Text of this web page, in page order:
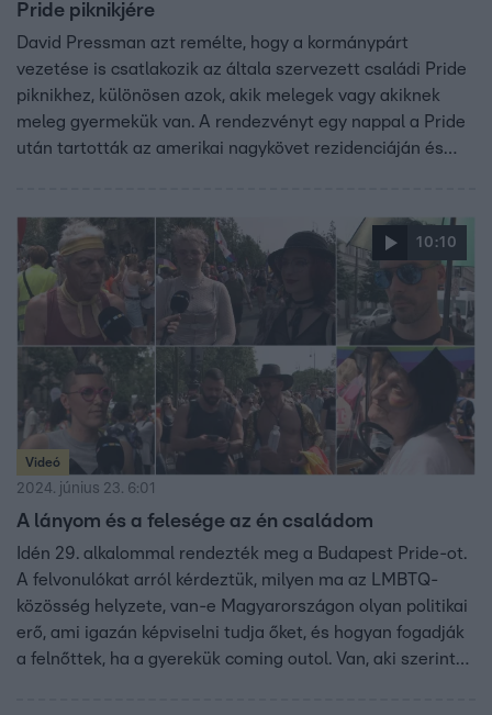
Pride piknikjére
David Pressman azt remélte, hogy a kormánypárt
vezetése is csatlakozik az általa szervezett családi Pride
piknikhez, különösen azok, akik melegek vagy akiknek
meleg gyermekük van. A rendezvényt egy nappal a Pride
után tartották az amerikai nagykövet rezidenciáján és
10:10
Videó
2024. június 23. 6:01
A lányom és a felesége az én családom
Idén 29. alkalommal rendezték meg a Budapest Pride-ot.
A felvonulókat arról kérdeztük, milyen ma az LMBTQ-
közösség helyzete, van-e Magyarországon olyan politikai
erő, ami igazán képviselni tudja őket, és hogyan fogadják
a felnőttek, ha a gyerekük coming outol. Van, aki szerint